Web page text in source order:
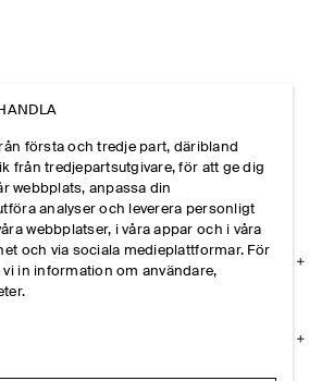
första och tredje part, däribland
från tredjepartsutgivare, för att ge dig
webbplats, anpassa din
analyser och leverera personligt
webbplatser, i våra appar och i våra
och via sociala medieplattformar. För
in information om användare,
information